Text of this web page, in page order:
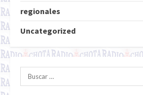
regionales
Uncategorized
Buscar: